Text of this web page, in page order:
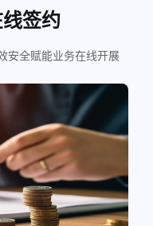
签约
安全赋能业务在线开展